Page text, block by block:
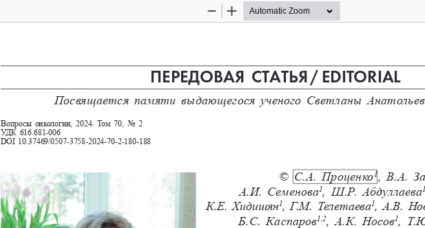
Zoom
Zoom
Вопросы онкологии, 2024. Том 70, No 2
УДК 616.681-006
DOI 10.37469/0507-3758-2024-70-2-180-188
© С.А. Проценко 1 , В.А.
А.И.    Семенова
1 , Ш.Р. Абдуллаева1
К.Е.    Хидишян
1, Г.М. Телетаева 1, А.В.
Б.С.    Каспаров
1,2 , А.К. Носов1 ,
ПЕРЕДОВАЯ СТАТЬЯ / EDITORIAL
Посвящается памяти выдающегося ученого Светланы